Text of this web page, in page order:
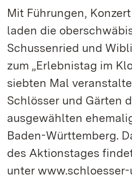
Mit Führungen,
laden die
Schussenried und
zum „Erlebnistag im
siebten Mal
Schlösser und Gärten
ausgewählten
Baden-Württemberg.
des Aktionstages
unter